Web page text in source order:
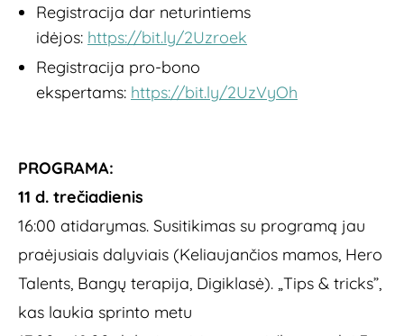
Registracija dar neturintiems
idėjos: https://bit.ly/2Uzroek
Registracija pro-bono
ekspertams: https://bit.ly/2UzVyOh
PROGRAMA:
11 d. trečiadienis
16:00 atidarymas. Susitikimas su programą jau
praėjusiais dalyviais (Keliaujančios mamos, Hero
Talents, Bangų terapija, Digiklasė). „Tips & tricks”,
kas laukia sprinto metu